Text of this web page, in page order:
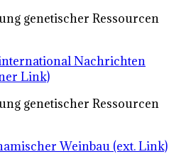
genetischer Ressourcen
Nachrichten
Link)
genetischer Ressourcen
Weinbau (ext. Link)